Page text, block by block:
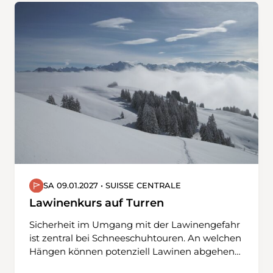
sichere Planung und Durchführung brauchst.
KURSINHALT Gefahren im Winter kennen und
erkennen, Lawinenbulletin verstehen und
interpretieren, Ausrüstung kennen und
anwenden (LVS, Sonde, Schaufel), Spuranlage
und Gehtechniken im Auf- und Abstieg,
Planung von Touren unter Berücksichtigung
der Gefahren.
SA 09.01.2027 • SUISSE CENTRALE
Lawinenkurs auf Turren
Sicherheit im Umgang mit der Lawinengefahr
ist zentral bei Schneeschuhtouren. An welchen
Hängen können potenziell Lawinen abgehen?